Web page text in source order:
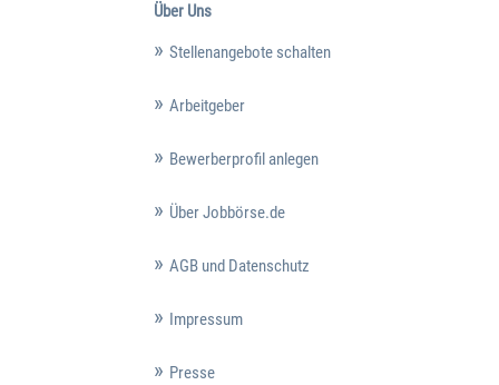
Über Uns
Stellenangebote schalten
Arbeitgeber
Bewerberprofil anlegen
Über Jobbörse.de
AGB und Datenschutz
Impressum
Presse